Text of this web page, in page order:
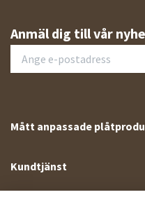
Anmäl dig till vår
Mått anpassade
Kundtjänst